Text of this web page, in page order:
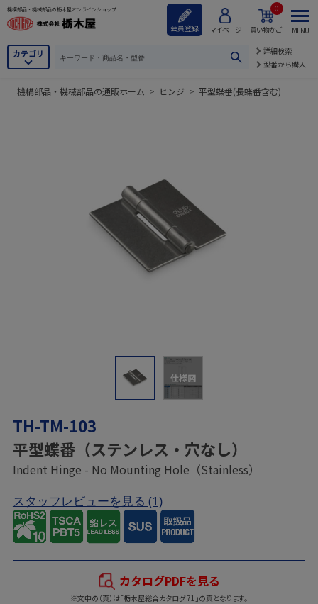
機構部品・機械部品の栃木屋オンラインショップ
会員登録 マイページ 買い物かご
0
カテゴリ
詳細検索
型番から購入
MENU
機構部品・機械部品の通販ホーム > ヒンジ > 平型蝶番(長蝶番含む)
仕様図
TH-TM-103
平型蝶番（ステンレス・穴なし）
Indent Hinge - No Mounting Hole（Stainless）
スタッフレビューを見る (1)
カタログPDFを見る
※文中の（頁）は「栃木屋総合カタログ 71」の頁となります。